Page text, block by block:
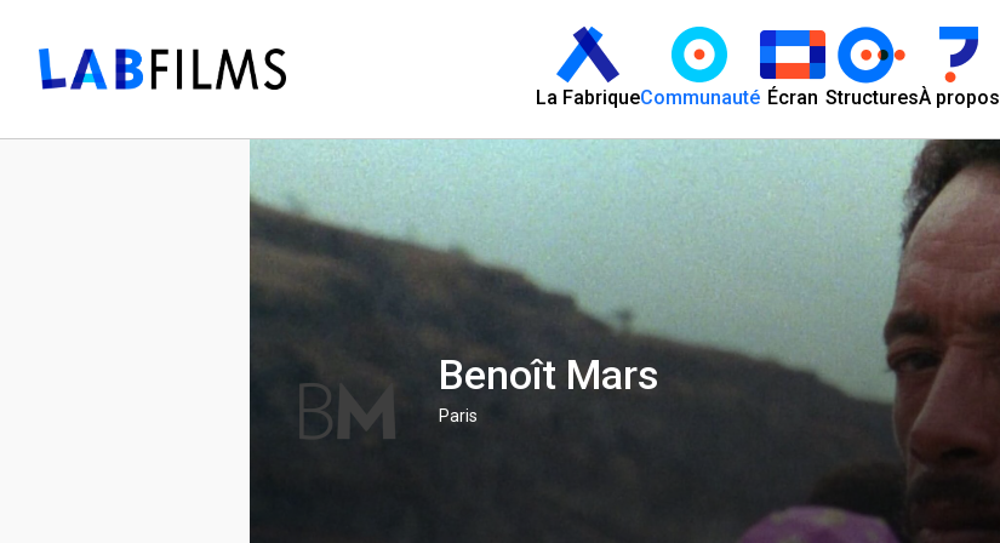
La FabriqueCommunauté Écran StructuresÀ propos
Benoît Mars
Paris